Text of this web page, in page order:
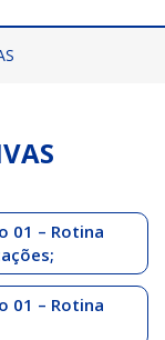
01 – Rotina
01 – Rotina